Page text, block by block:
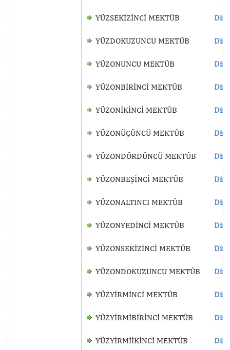
YÜZSEKİZİNCİ MEKTÛB
YÜZDOKUZUNCU MEKTÛB
YÜZONUNCU MEKTÛB
YÜZONBİRİNCİ MEKTÛB
YÜZONİKİNCİ MEKTÛB
YÜZONÜÇÜNCÜ MEKTÛB
YÜZONDÖRDÜNCÜ MEKTÛB
YÜZONBEŞİNCİ MEKTÛB
YÜZONALTINCI MEKTÛB
YÜZONYEDİNCİ MEKTÛB
YÜZONSEKİZİNCİ MEKTÛB
YÜZONDOKUZUNCU MEKTÛB
YÜZYİRMİNCİ MEKTÛB
YÜZYİRMİBİRİNCİ MEKTÛB
YÜZYİRMİİKİNCİ MEKTÛB